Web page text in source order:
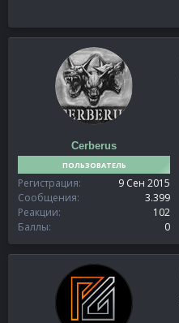
Cerberus
ПОЛЬЗОВАТЕЛЬ
Регистрация
9 Сен 2015
Сообщения
3.399
Реакции
102
Баллы
0